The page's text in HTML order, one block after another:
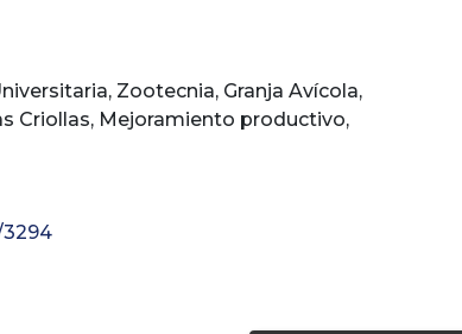
, Zootecnia, Granja Avícola,
Criollas, Mejoramiento productivo,